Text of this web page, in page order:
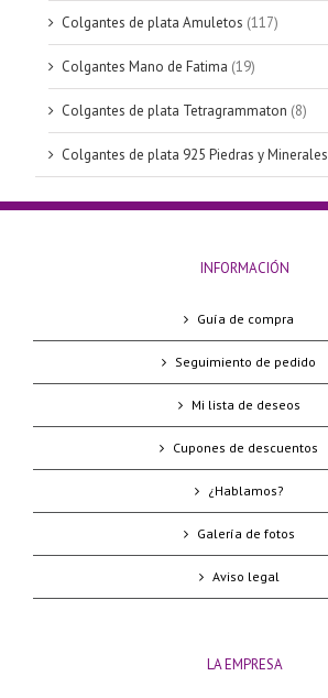
Colgantes de plata Amuletos (117)
Colgantes Mano de Fatima (19)
Colgantes de plata Tetragrammaton (8)
Colgantes de plata 925 Piedras y Minerales
INFORMACIÓN
Guía de compra
Seguimiento de pedido
Mi lista de deseos
Cupones de descuentos
¿Hablamos?
Galería de fotos
Aviso legal
LA EMPRESA